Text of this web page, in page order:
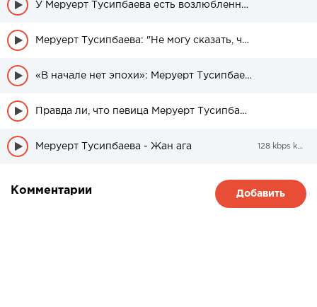
У Меруерт Тусипбаева есть возлюбленный
Меруерт Тусипбаева: "Не могу сказать, что моя красота меня порадовала"
«В начале нет эпохи»: Меруерт Тусипбаева раскритиковала Азамата Сатыбалди
Правда ли, что певица Меруерт Тусипбаева потребовала за интервью большую сумму денег?
Меруерт Тусипбаева - Жан ага 128 kbps kbps
Комментарии Добавить